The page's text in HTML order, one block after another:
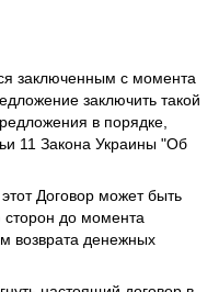
заключенным с момента
заключить такой
в порядке,
11 Закона Украины "Об
Договор может быть
сторон до момента
возврата денежных